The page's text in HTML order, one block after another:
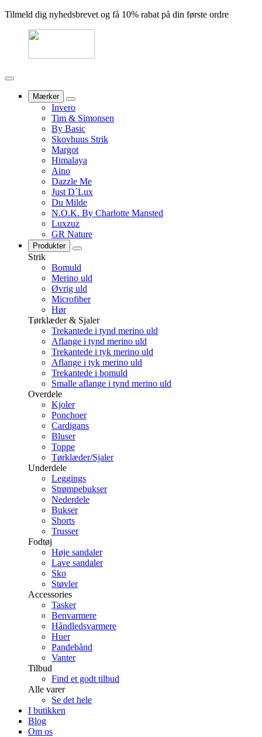
Tilmeld dig nyhedsbrevet og få 10% rabat på din første ordre
Mærker
Invero
Tim & Simonsen
By Basic
Skovhuus Strik
Margot
Himalaya
Aino
Dazzle Me
Just D´Lux
Du Milde
N.O.K. By Charlotte Mansted
Luxzuz
GR Nature
Produkter
Strik
Bomuld
Merino uld
Øvrig uld
Microfiber
Hør
Tørklæder & Sjaler
Trekantede i tynd merino uld
Aflange i tynd merino uld
Trekantede i tyk merino uld
Aflange i tyk merino uld
Trekantede i bomuld
Smalle aflange i tynd merino uld
Overdele
Kjoler
Ponchoer
Cardigans
Bluser
Toppe
Tørklæder/Sjaler
Underdele
Leggings
Strømpebukser
Nederdele
Bukser
Shorts
Trusser
Fodtøj
Høje sandaler
Lave sandaler
Sko
Støvler
Accessories
Tasker
Benvarmere
Håndledsvarmere
Huer
Pandebånd
Vanter
Tilbud
Find et godt tilbud
Alle varer
Se det hele
I butikken
Blog
Om os